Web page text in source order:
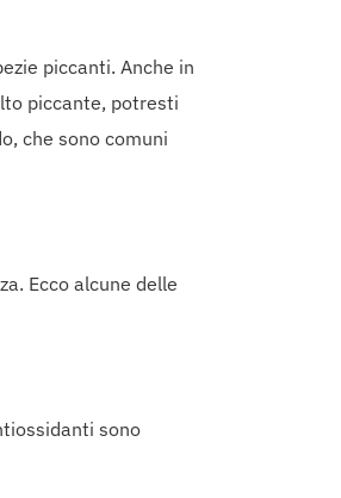
piccanti. Anche in
piccante, potresti
che sono comuni
Ecco alcune delle
sono